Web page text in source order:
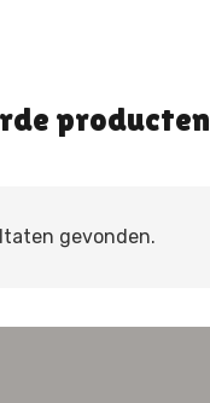
producten
gevonden.